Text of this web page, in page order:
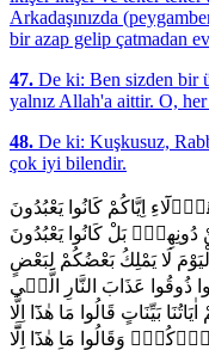
Arkadaşınızda
bir azap gelip çatmadan
47. De ki: Ben sizden bir
yalnız Allah'a aittir. O,
48. De ki: Kuşkusuz,
çok iyi bilendir.
اِيَّاكُمْ كَانُوا يَعْبُدُونَ
دُونِهِمْۚ بَلْ كَانُوا يَعْبُدُونَ
لَا يَمْلِكُ بَعْضُكُمْ لِبَعْضٍ
عَذَابَ النَّارِ الَّت۪ي
بَيِّنَاتٍ قَالُوا مَا هٰذَٓا اِلَّا
وَقَالُوا مَا هٰذَٓا اِلَّٓا